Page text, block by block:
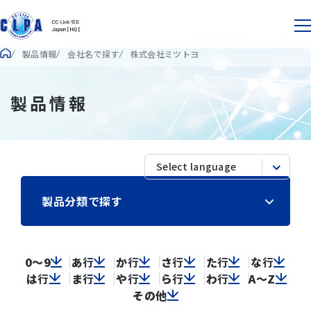
製品情報 会社名で探す 株式会社ミツトヨ
製品情報
製品分類で探す
0～9 あ行 か行 さ行 た行 な行
は行 ま行 や行 ら行 わ行
A～Z
その他